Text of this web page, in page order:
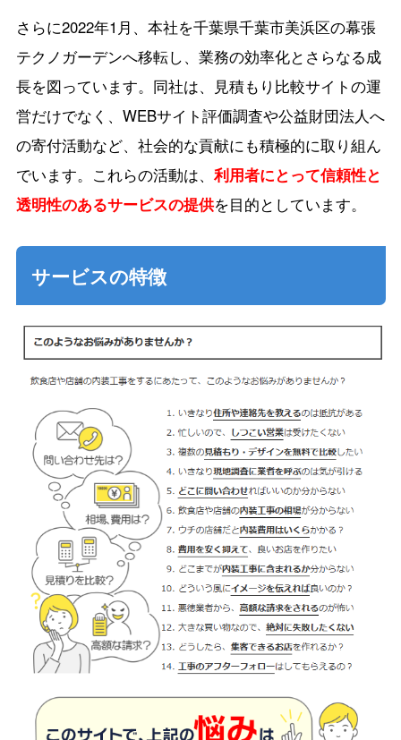
さらに2022年1月、本社を千葉県千葉市美浜区の幕張
テクノガーデンへ移転し、業務の効率化とさらなる成
長を図っています。同社は、見積もり比較サイトの運
営だけでなく、WEBサイト評価調査や公益財団法人へ
の寄付活動など、社会的な貢献にも積極的に取り組ん
でいます。これらの活動は、 利用者にとって信頼性と
透明性のあるサービスの提供を目的としています。
サービスの特徴